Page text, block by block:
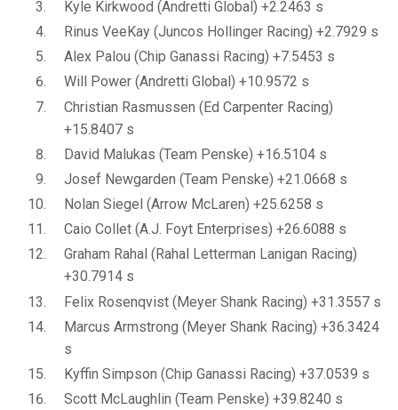
Kyle Kirkwood (Andretti Global) +2.2463 s
Rinus VeeKay (Juncos Hollinger Racing) +2.7929 s
Alex Palou (Chip Ganassi Racing) +7.5453 s
Will Power (Andretti Global) +10.9572 s
Christian Rasmussen (Ed Carpenter Racing)
+15.8407 s
David Malukas (Team Penske) +16.5104 s
Josef Newgarden (Team Penske) +21.0668 s
Nolan Siegel (Arrow McLaren) +25.6258 s
Caio Collet (A.J. Foyt Enterprises) +26.6088 s
Graham Rahal (Rahal Letterman Lanigan Racing)
+30.7914 s
Felix Rosenqvist (Meyer Shank Racing) +31.3557 s
Marcus Armstrong (Meyer Shank Racing) +36.3424
s
Kyffin Simpson (Chip Ganassi Racing) +37.0539 s
Scott McLaughlin (Team Penske) +39.8240 s